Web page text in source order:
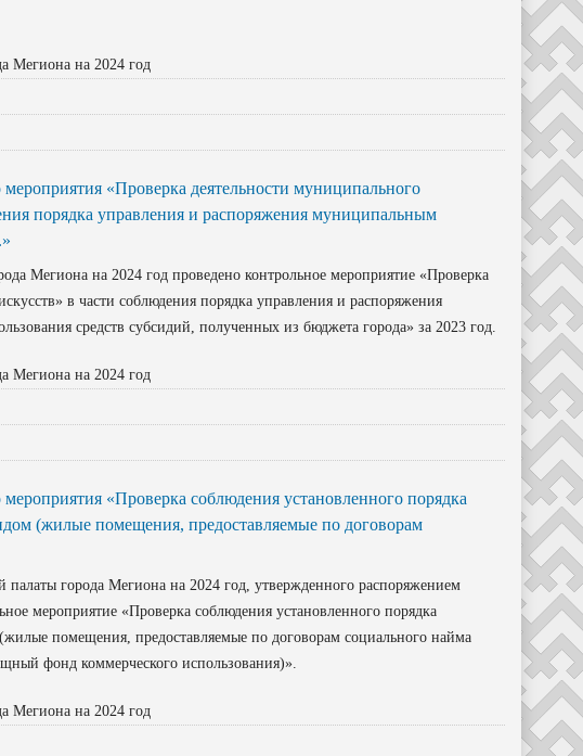
Мегиона на 2024 год
«Проверка деятельности муниципального
порядка управления и распоряжения муниципальным
Мегиона на 2024 год проведено контрольное мероприятие «Проверка
в части соблюдения порядка управления и распоряжения
средств субсидий, полученных из бюджета города» за 2023 год.
Мегиона на 2024 год
«Проверка соблюдения установленного порядка
(жилые помещения, предоставляемые по договорам
города Мегиона на 2024 год, утвержденного распоряжением
мероприятие «Проверка соблюдения установленного порядка
помещения, предоставляемые по договорам социального найма
фонд коммерческого использования)».
Мегиона на 2024 год